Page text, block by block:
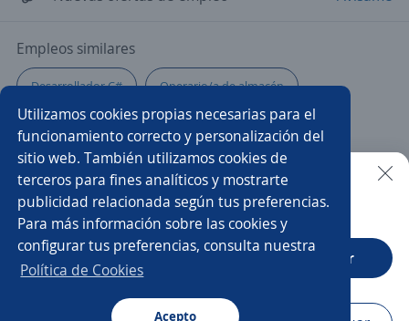
Utilizamos cookies propias necesarias para el
funcionamiento correcto y personalización del
sitio web. También utilizamos cookies de
terceros para fines analíticos y mostrarte
publicidad relacionada según tus preferencias.
Para más información sobre las cookies y
configurar tus preferencias, consulta nuestra
Política de Cookies
Acepto
Empleos similares
Desarrollador C# Operario/a de almacén
Mucamo/a Gomero/a Técnico/a mecánico
Mantenimientos Instalador/a Personal de limpieza
Técnico electrónica Especialistas
Técnicos/as de mantenimiento Gerente de producción
Operador mantenimiento Electricista
Buscar es más fácil en la app
CT App Abrir